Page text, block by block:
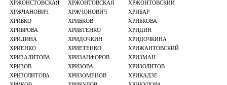
ХРЖОНСТОВСКАЯ
ХРЖОНТОВСКАЯ
ХРЖОНТОВСКИЙ
ХРЖЧАНОВИЧ
ХРЖЧОНОВИЧ
ХРИБАР
ХРИБКО
ХРИБКОВ
ХРИБКОВА
ХРИБРОВА
ХРИБТЕНКО
ХРИДИН
ХРИДИНА
ХРИДОЧКИН
ХРИДОЧКИНА
ХРИЕНКО
ХРИЕТЕНКО
ХРИЖАНТОВСКИЙ
ХРИЗАЛИТОВА
ХРИЗАНФОРОВ
ХРИЗМАН
ХРИЗОВ
ХРИЗОВА
ХРИЗОЛИТОВ
ХРИЗОЛИТОВА
ХРИЗОМЕНОВ
ХРИКАДЗЕ